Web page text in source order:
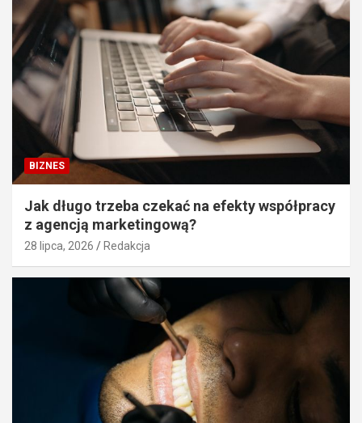
BIZNES
Jak długo trzeba czekać na efekty współpracy
z agencją marketingową?
28 lipca, 2026 Redakcja